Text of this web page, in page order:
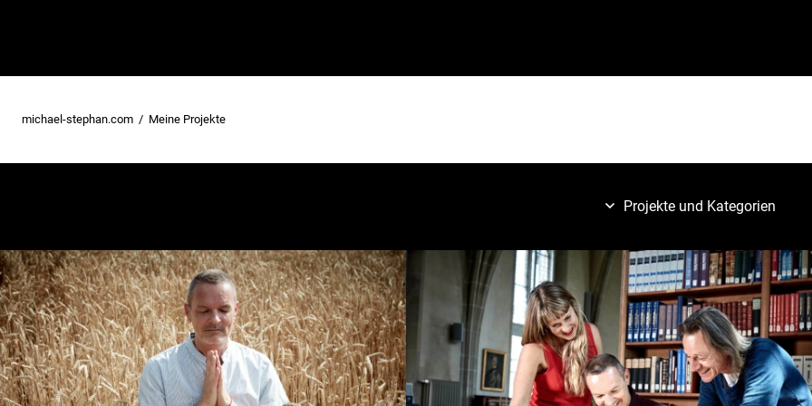
michael-stephan.com Meine Projekte
Projekte und Kategorien